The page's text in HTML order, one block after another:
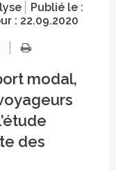
Publié le :
: 22.09.2020
modal,
des